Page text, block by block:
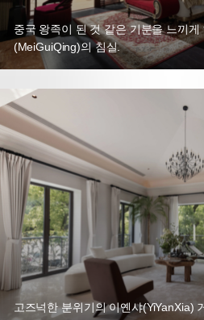
중국 왕족이 된 것 같은 기분을 느끼게
(MeiGuiQing)의 침실.
고즈넉한 분위기의 이옌샤(YiYanXia)